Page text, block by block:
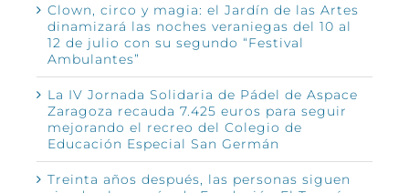
Clown, circo y magia: el Jardín de las Artes
dinamizará las noches veraniegas del 10 al
12 de julio con su segundo “Festival
Ambulantes”
La IV Jornada Solidaria de Pádel de Aspace
Zaragoza recauda 7.425 euros para seguir
mejorando el recreo del Colegio de
Educación Especial San Germán
Treinta años después, las personas siguen